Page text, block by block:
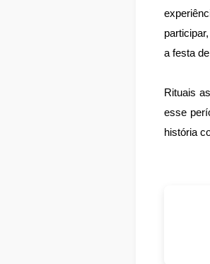
a festa
Rituais
esse
história